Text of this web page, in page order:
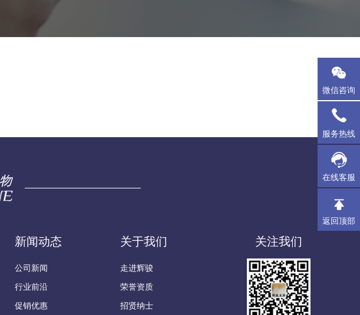
新闻动态
公司新闻
行业前沿
促销优惠
关于我们
走进辉骏
荣誉资质
招贤纳士
关注我们
微信咨询
服务热线
在线客服
返回顶部